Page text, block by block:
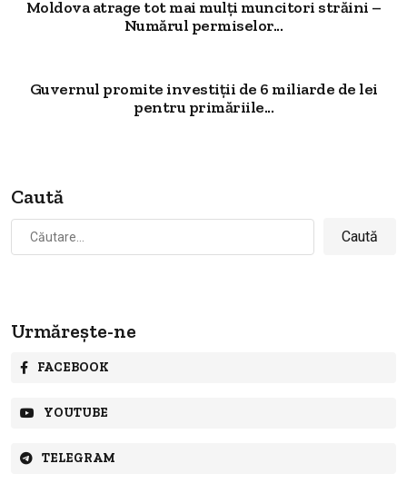
Moldova atrage tot mai mulți muncitori străini –
Numărul permiselor...
Guvernul promite investiții de 6 miliarde de lei
pentru primăriile...
Caută
Caută
după:
Urmărește-ne
FACEBOOK
YOUTUBE
TELEGRAM